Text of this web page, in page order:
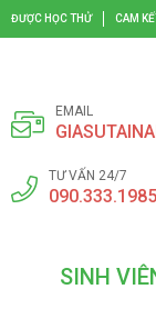
ĐƯỢC HỌC THỬ CAM
EMAIL
TƯ VẤN 24/7
SINH